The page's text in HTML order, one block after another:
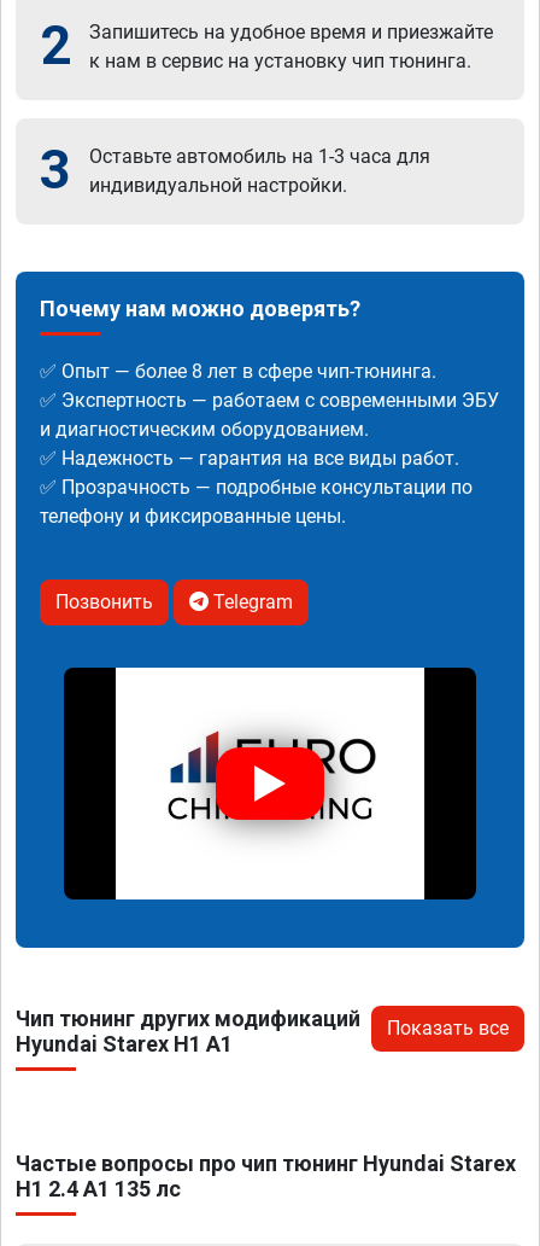
2
Запишитесь на удобное время и приезжайте
к нам в сервис на установку чип тюнинга.
3
Оставьте автомобиль на 1-3 часа для
индивидуальной настройки.
Почему нам можно доверять?
✅ Опыт — более 8 лет в сфере чип-тюнинга.
✅ Экспертность — работаем с современными ЭБУ
и диагностическим оборудованием.
✅ Надежность — гарантия на все виды работ.
✅ Прозрачность — подробные консультации по
телефону и фиксированные цены.
Позвонить Telegram
Чип тюнинг других модификаций
Hyundai Starex H1 A1
Показать все
Частые вопросы про чип тюнинг Hyundai Starex
H1 2.4 A1 135 лс